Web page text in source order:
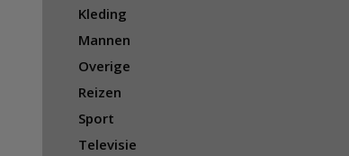
Kleding
Mannen
Overige
Reizen
Sport
Televisie